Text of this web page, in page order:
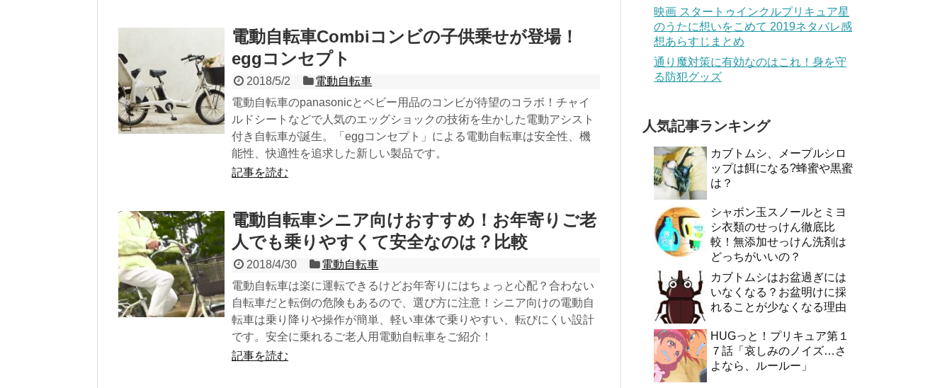
電動自転車Combiコンビの子供乗せが登場！
eggコンセプト
2018/5/2
電動自転車
電動自転車のpanasonicとベビー用品のコンビが待望のコラボ！チャイ
ルドシートなどで人気のエッグショックの技術を生かした電動アシスト
付き自転車が誕生。「eggコンセプト」による電動自転車は安全性、機
能性、快適性を追求した新しい製品です。
記事を読む
電動自転車シニア向けおすすめ！お年寄りご老
人でも乗りやすくて安全なのは？比較
2018/4/30
電動自転車
電動自転車は楽に運転できるけどお年寄りにはちょっと心配？合わない
自転車だと転倒の危険もあるので、選び方に注意！シニア向けの電動自
転車は乗り降りや操作が簡単、軽い車体で乗りやすい、転びにくい設計
です。安全に乗れるご老人用電動自転車をご紹介！
記事を読む
映画 スタートゥインクルプリキュア星
のうたに想いをこめて 2019ネタバレ感
想あらすじまとめ
通り魔対策に有効なのはこれ！身を守
る防犯グッズ
人気記事ランキング
カブトムシ、メープルシロ
ップは餌になる?蜂蜜や黒蜜
は？
シャボン玉スノールとミヨ
シ衣類のせっけん徹底比
較！無添加せっけん洗剤は
どっちがいいの？
カブトムシはお盆過ぎには
いなくなる？お盆明けに採
れることが少なくなる理由
HUGっと！プリキュア第１
７話「哀しみのノイズ…さ
よなら、ルールー」